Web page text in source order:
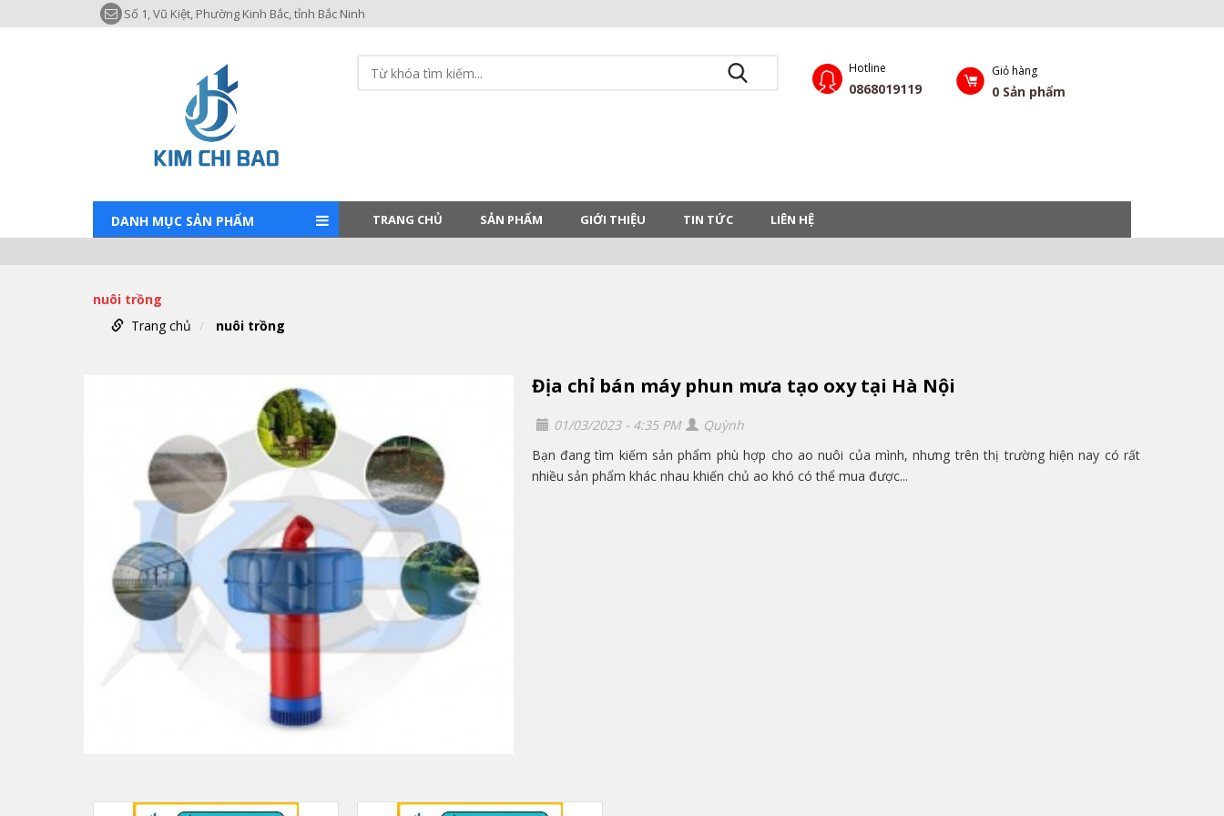
Số 1, Vũ Kiệt, Phường Kinh Bắc, tỉnh Bắc Ninh
Hotline
0868019119
Giỏ hàng
0 Sản phẩm
DANH MỤC SẢN PHẨM TRANG CHỦ SẢN PHẨM GIỚI THIỆU TIN TỨC LIÊN HỆ
nuôi trồng
Trang chủ
nuôi trồng
Địa chỉ bán máy phun mưa tạo oxy tại Hà Nội
01/03/2023 - 4:35 PM
Quỳnh
Bạn đang tìm kiếm sản phẩm phù hợp cho ao nuôi của mình, nhưng trên thị trường hiện nay có rất
nhiều sản phẩm khác nhau khiến chủ ao khó có thể mua được...